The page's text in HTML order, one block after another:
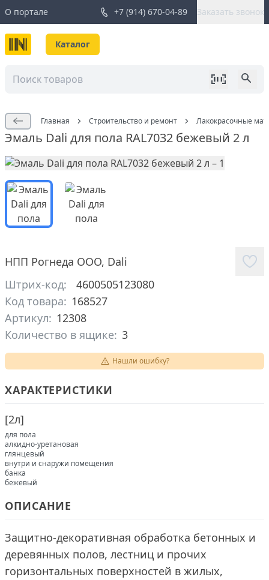
О портале +7 (914) 670-04-89 Заказать звонок
Каталог
Главная Строительство и ремонт Лакокрасочные
Эмаль Dali для пола RAL7032 бежевый 2 л
НПП Рогнеда ООО, Dali
Штрих-код:
4600505123080
Код товара: 168527
Артикул: 12308
Количество в ящике: 3
Нашли ошибку?
ХАРАКТЕРИСТИКИ
[2л]
для пола
алкидно-уретановая
глянцевый
внутри и снаружи помещения
банка
бежевый
ОПИСАНИЕ
Защитно-декоративная обработка бетонных и
деревянных полов, лестниц и прочих
горизонтальных поверхностей в жилых,